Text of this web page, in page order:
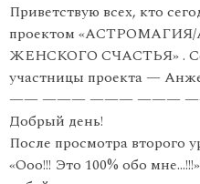
Приветствую всех, кто
проектом
ЖЕНСКОГО СЧАСТЬЯ» .
участницы проекта —
—— ——— ——— ———
Добрый день!
После просмотра второго
«Ооо!!! Это 100% обо